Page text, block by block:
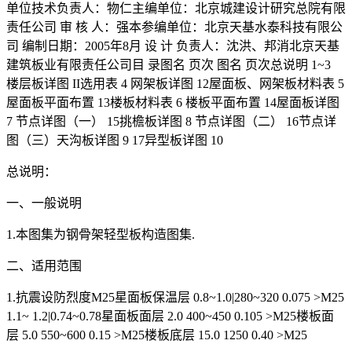
单位技术负责人：物仁主编单位：北京城建设计研究总院有限
责任公司 审 核 人：强本参编单位：北京天基水泰科技有限公
司 编制日期：2005年8月 设 计 负责人：沈洪、邦消北京天基
建筑板业有限责任公司目 录图名 页次 图名 页次总说明 1~3
楼层板详图 II选用表 4 网架板详图 12屋面板、网架板材料表 5
屋面板平面布置 13楼板材料表 6 楼板平面布置 14屋面板详图
7 节点详图（一） 15挑檐板详图 8 节点详图（二） 16节点详
图（三）天沟板详图 9 17异型板详图 10
总说明：
一、一般说明
1.本图集为钢骨架轻型板构造图集.
二、适用范围
1.抗震设防烈度M25星面板保温层 0.8~1.0|280~320 0.075 >M25
1.1~ 1.2|0.74~0.78星面板面层 2.0 400~450 0.105 >M25楼板面
层 5.0 550~600 0.15 >M25楼板底层 15.0 1250 0.40 >M25